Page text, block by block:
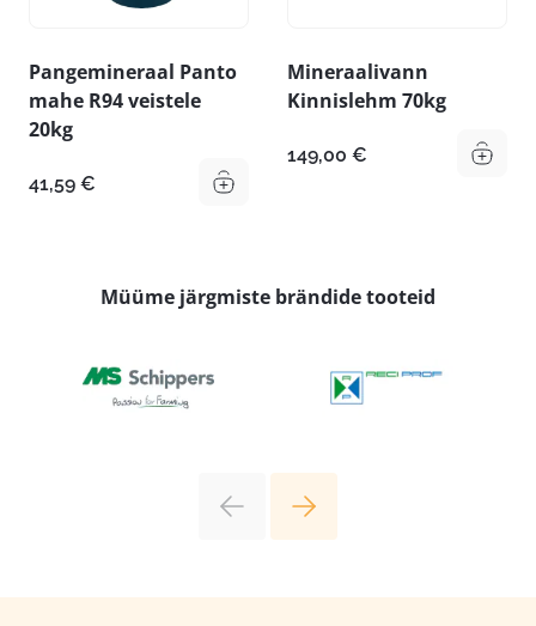
Pangemineraal Panto
mahe R94 veistele
20kg
41,59 €
Mineraalivann
Kinnislehm 70kg
149,00 €
Müüme järgmiste brändide tooteid